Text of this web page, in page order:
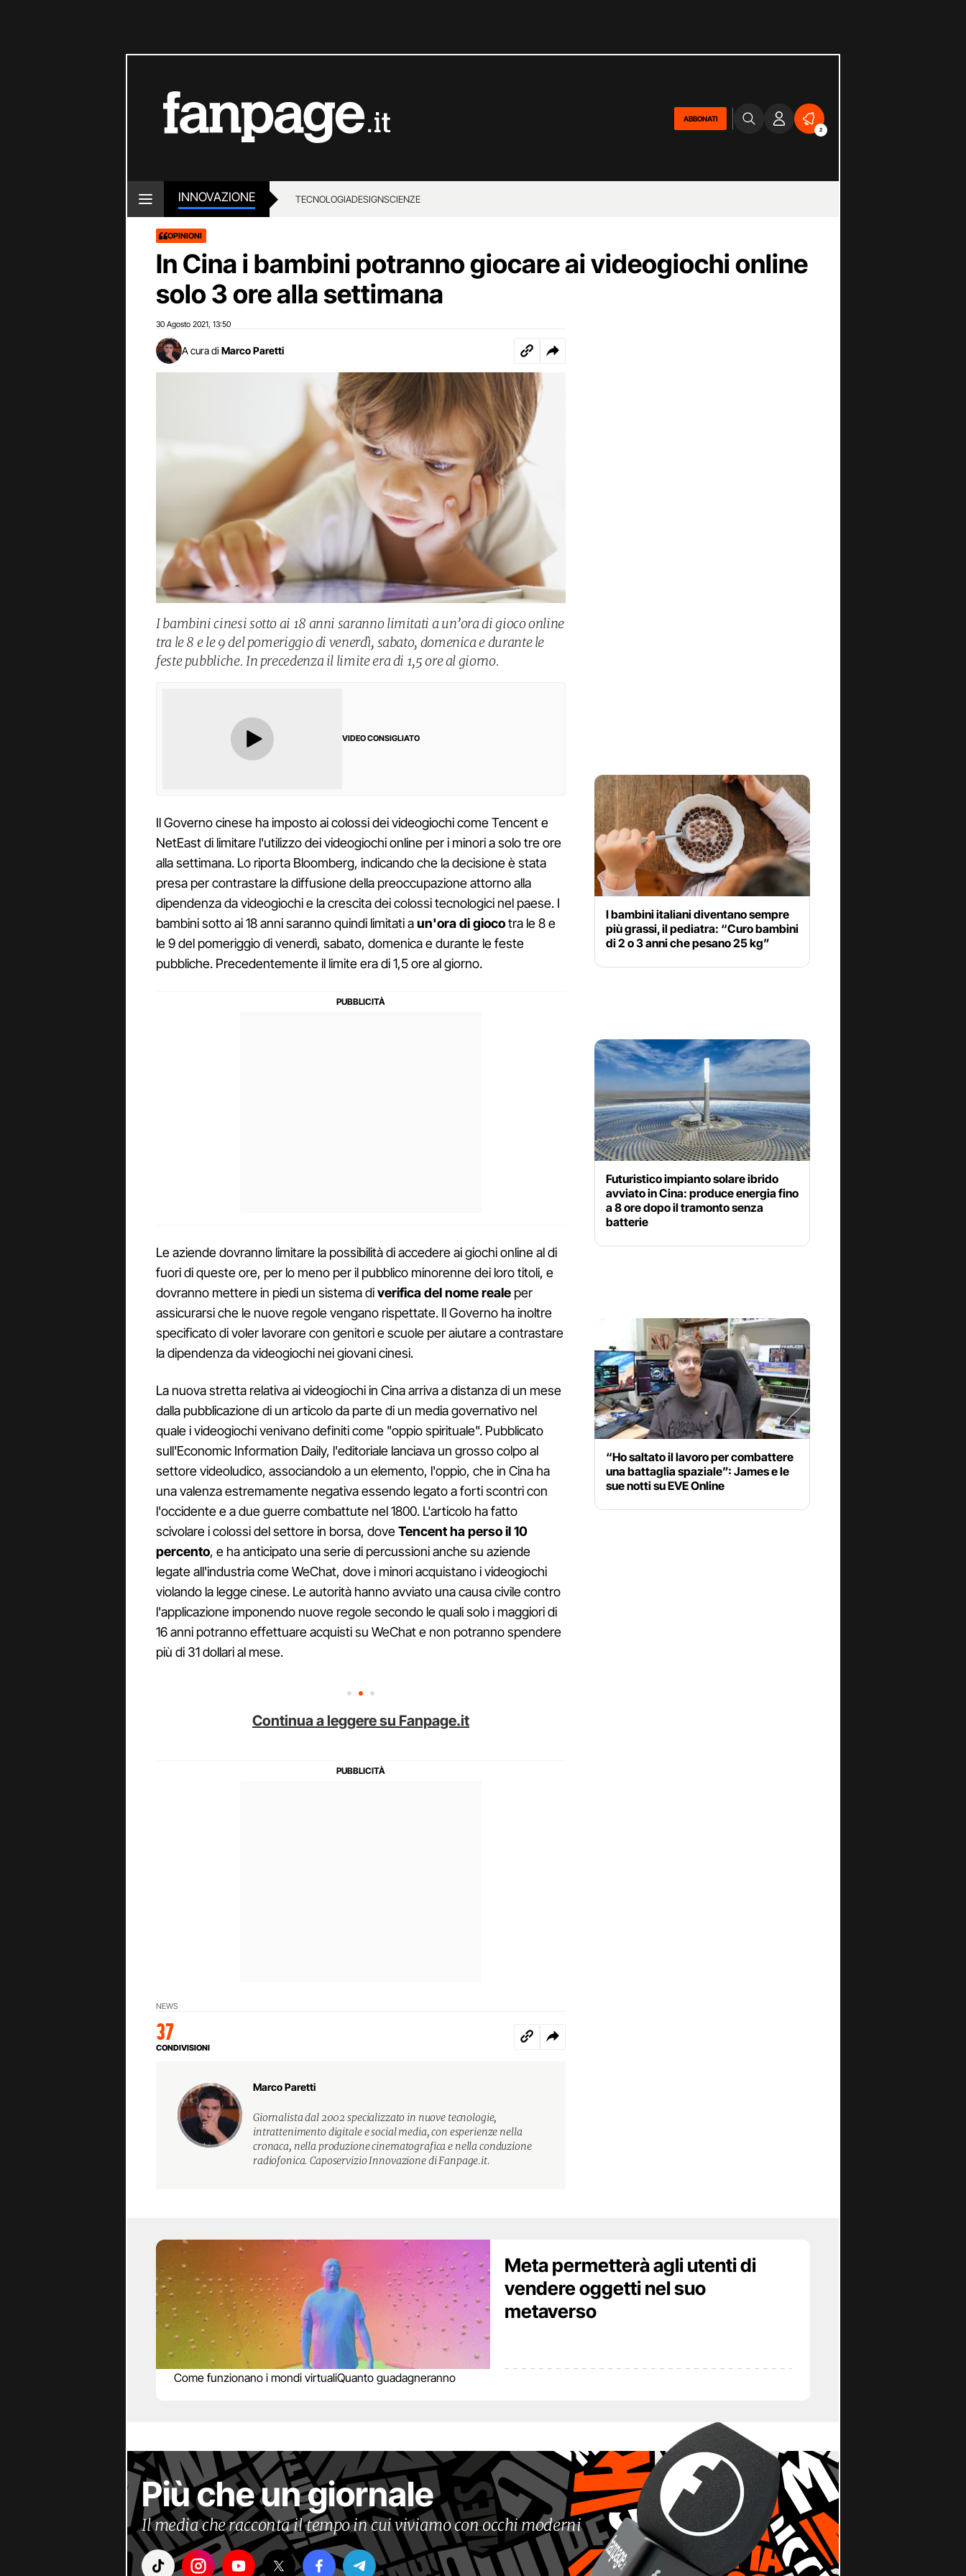
ABBONATI
2
INNOVAZIONE TECNOLOGIADESIGNSCIENZE
OPINIONI
In Cina i bambini potranno giocare ai videogiochi online
solo 3 ore alla settimana
30 Agosto 2021 13:50
A cura di Marco Paretti
I bambini cinesi sotto ai 18 anni saranno limitati a un’ora di gioco online
tra le 8 e le 9 del pomeriggio di venerdì, sabato, domenica e durante le
feste pubbliche. In precedenza il limite era di 1,5 ore al giorno.
VIDEO CONSIGLIATO
Il Governo cinese ha imposto ai colossi dei videogiochi come Tencent e
NetEast di limitare l'utilizzo dei videogiochi online per i minori a solo tre ore
alla settimana. Lo riporta Bloomberg, indicando che la decisione è stata
presa per contrastare la diffusione della preoccupazione attorno alla
dipendenza da videogiochi e la crescita dei colossi tecnologici nel paese. I
bambini sotto ai 18 anni saranno quindi limitati aun'ora di giocotra le 8 e
le 9 del pomeriggio di venerdì, sabato, domenica e durante le feste
pubbliche. Precedentemente il limite era di 1,5 ore al giorno.
Le aziende dovranno limitare la possibilità di accedere ai giochi online al di
fuori di queste ore, per lo meno per il pubblico minorenne dei loro titoli, e
dovranno mettere in piedi un sistema diverifica del nome reale per
assicurarsi che le nuove regole vengano rispettate. Il Governo ha inoltre
specificato di voler lavorare con genitori e scuole per aiutare a contrastare
la dipendenza da videogiochi nei giovani cinesi.
La nuova stretta relativa ai videogiochi in Cina arriva a distanza di un mese
dalla pubblicazione di un articolo da parte di un media governativo nel
quale i videogiochi venivano definiti come "oppio spirituale". Pubblicato
sull'Economic Information Daily, l'editoriale lanciava un grosso colpo al
settore videoludico, associandolo a un elemento, l'oppio, che in Cina ha
una valenza estremamente negativa essendo legato a forti scontri con
l'occidente e a due guerre combattute nel 1800. L'articolo ha fatto
scivolare i colossi del settore in borsa, doveTencent ha perso il 10
percento, e ha anticipato una serie di percussioni anche su aziende
legate all'industria come WeChat, dove i minori acquistano i videogiochi
violando la legge cinese. Le autorità hanno avviato una causa civile contro
l'applicazione imponendo nuove regole secondo le quali solo i maggiori di
16 anni potranno effettuare acquisti su WeChat e non potranno spendere
più di 31 dollari al mese.
Continua a leggere su Fanpage.it
NEWS
37
CONDIVISIONI
Marco Paretti
Giornalista dal 2002 specializzato in nuove tecnologie,
intrattenimento digitale e social media, con esperienze nella
cronaca, nella produzione cinematografica e nella conduzione
radiofonica. Caposervizio Innovazione di Fanpage.it.
I bambini italiani diventano sempre
più grassi, il pediatra: “Curo bambini
di 2 o 3 anni che pesano 25 kg”
Futuristico impianto solare ibrido
avviato in Cina: produce energia fino
a 8 ore dopo il tramonto senza
batterie
“Ho saltato il lavoro per combattere
una battaglia spaziale”: James e le
sue notti su EVE Online
Meta permetterà agli utenti di
vendere oggetti nel suo
metaverso
Come funzionano i mondi virtualiQuanto guadagneranno
Più che un giornale
Il media che racconta il tempo in cui viviamo con occhi moderni